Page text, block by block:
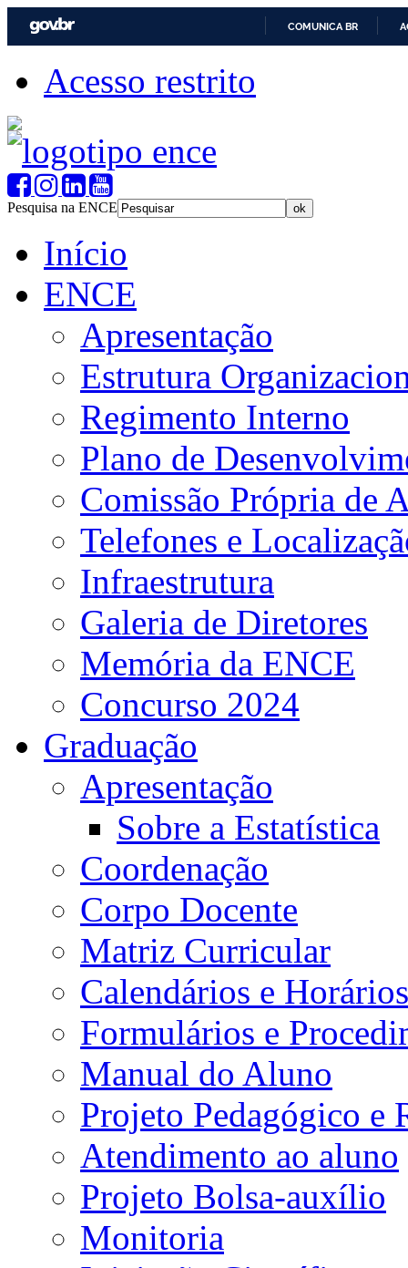
COMUNICA BR
Acesso restrito
Pesquisa na ENCE
Início
ENCE
Apresentação
Estrutura
Regimento Interno
Plano de
Comissão Própria de
Telefones e
Infraestrutura
Galeria de Diretores
Memória da ENCE
Concurso 2024
Graduação
Apresentação
Sobre a Estatística
Coordenação
Corpo Docente
Matriz Curricular
Calendários e Horários
Formulários e
Manual do Aluno
Projeto Pedagógico e
Atendimento ao aluno
Projeto Bolsa-auxílio
Monitoria